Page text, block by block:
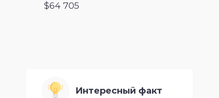
$64 705
Интересный факт